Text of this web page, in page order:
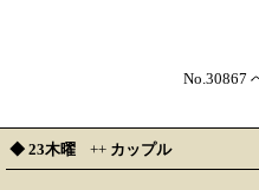
No.30867
◆ 23木曜 ++ カップル